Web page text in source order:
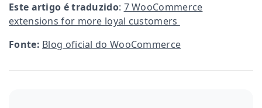
Este artigo é traduzido: 7 WooCommerce
extensions for more loyal customers
Fonte: Blog oficial do WooCommerce